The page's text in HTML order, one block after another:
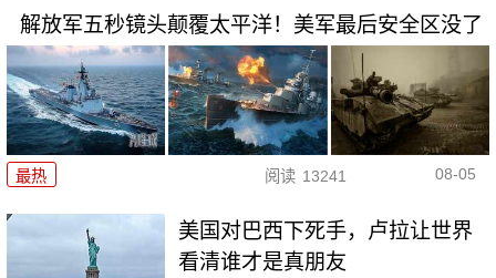
解放军五秒镜头颠覆太平洋！美军最后安全区没了
最热 阅读 13241 08-05
美国对巴西下死手，卢拉让世界
看清谁才是真朋友